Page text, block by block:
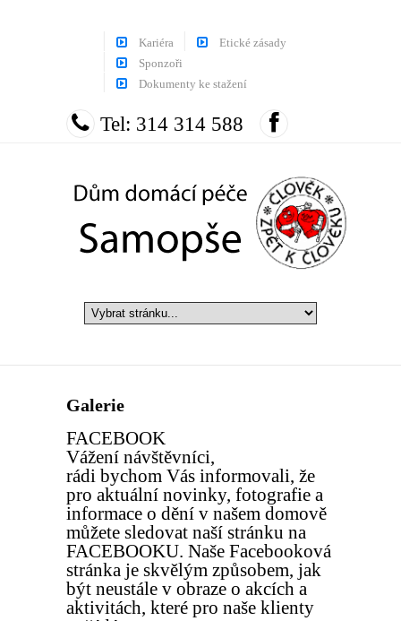
Kariéra
Etické zásady
Sponzoři
Dokumenty ke stažení
Tel: 314 314 588
Galerie
FACEBOOK
Vážení návštěvníci,
rádi bychom Vás informovali, že
pro aktuální novinky, fotografie a
informace o dění v našem domově
můžete sledovat naší stránku na
FACEBOOKU. Naše Facebooková
stránka je skvělým způsobem, jak
být neustále v obraze o akcích a
aktivitách, které pro naše klienty